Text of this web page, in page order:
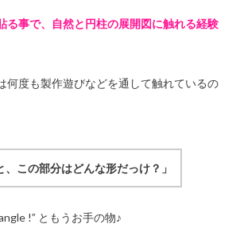
る事で、自然と円柱の展開図に触れる経験
何度も製作遊びなどを通して触れているの
、この部分はどんな形だっけ？」
!” ともうお手の物♪